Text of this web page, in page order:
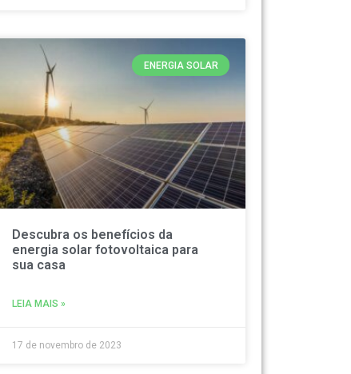
ENERGIA SOLAR
Descubra os benefícios da
energia solar fotovoltaica para
sua casa
LEIA MAIS »
17 de novembro de 2023